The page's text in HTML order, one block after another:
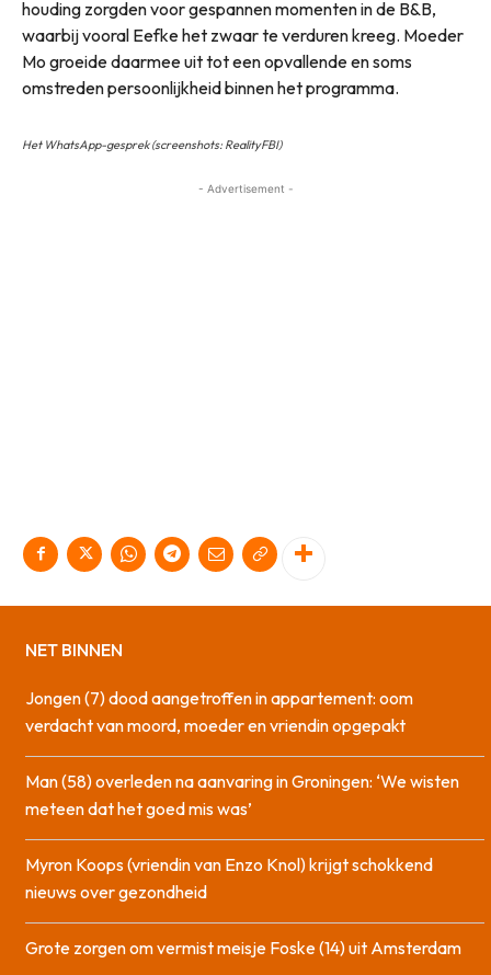
houding zorgden voor gespannen momenten in de B&B,
waarbij vooral Eefke het zwaar te verduren kreeg. Moeder
Mo groeide daarmee uit tot een opvallende en soms
omstreden persoonlijkheid binnen het programma.
Het WhatsApp-gesprek (screenshots: RealityFBI)
- Advertisement -
NET BINNEN
Jongen (7) dood aangetroffen in appartement: oom
verdacht van moord, moeder en vriendin opgepakt
Man (58) overleden na aanvaring in Groningen: ‘We wisten
meteen dat het goed mis was’
Myron Koops (vriendin van Enzo Knol) krijgt schokkend
nieuws over gezondheid
Grote zorgen om vermist meisje Foske (14) uit Amsterdam